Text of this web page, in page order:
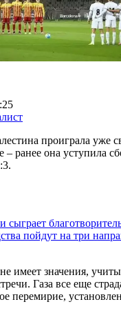
проиграла уже
– ранее она уступила
сыграет
пойдут на три
имеет значения,
Газа все еще
перемирие,